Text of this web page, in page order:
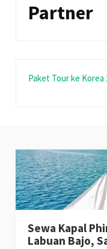
Partner
Paket Tour ke Korea
Sewa Kapal
Labuan Bajo,